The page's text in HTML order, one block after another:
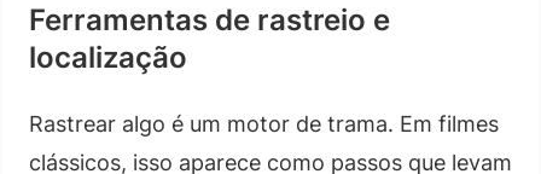
Ferramentas de rastreio e
localização
Rastrear algo é um motor de trama. Em filmes
clássicos, isso aparece como passos que levam